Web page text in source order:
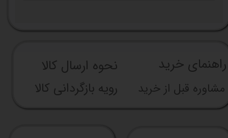
راهنما​​​​​​​​​​​​​​ی خرید نحوه ارسال کالا
مشاوره قبل از خرید رویه بازگردانی کالا